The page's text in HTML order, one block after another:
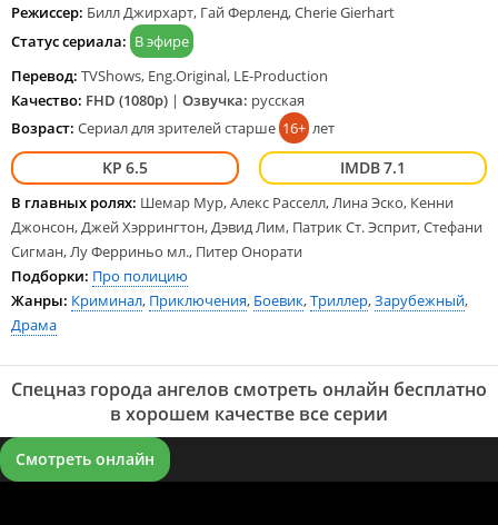
Режиссер: Билл Джирхарт, Гай Ферленд, Cherie Gierhart
Статус сериала: В эфире
Перевод: TVShows, Eng.Original, LE-Production
Качество: FHD (1080p) | Озвучка: русская
Возраст: Сериал для зрителей старше 16+ лет
6.5 7.1
В главных ролях: Шемар Мур, Алекс Расселл, Лина Эско, Кенни
Джонсон, Джей Хэррингтон, Дэвид Лим, Патрик Ст. Эсприт, Стефани
Сигман, Лу Ферриньо мл., Питер Онорати
Подборки: Про полицию
Жанры: Криминал, Приключения, Боевик,Триллер,Зарубежный,
Драма
Спецназ города ангелов смотреть онлайн бесплатно
в хорошем качестве все серии
Смотреть онлайн